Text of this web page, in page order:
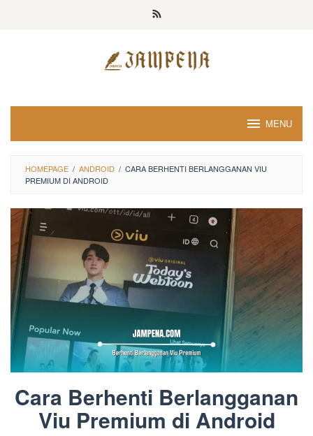
MENU
HOMEPAGE / ANDROID / CARA BERHENTI BERLANGGANAN VIU
PREMIUM DI ANDROID
Cara Berhenti Berlangganan
Viu Premium di Android